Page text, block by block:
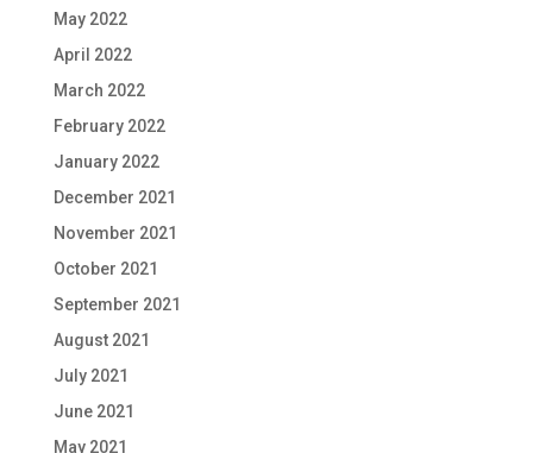
May 2022
April 2022
March 2022
February 2022
January 2022
December 2021
November 2021
October 2021
September 2021
August 2021
July 2021
June 2021
May 2021